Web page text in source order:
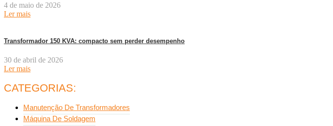
4 de maio de 2026
Ler mais
Transformador 150 KVA: compacto sem perder desempenho
30 de abril de 2026
Ler mais
CATEGORIAS:
Manutenção De Transformadores
Máquina De Soldagem